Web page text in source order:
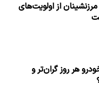
از اولویت‌های
هر روز گران‌تر و